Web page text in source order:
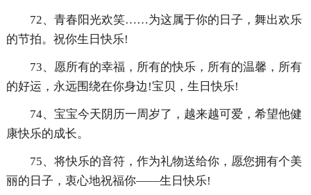
72、青春阳光欢笑……为这属于你的日子，舞出欢乐
的节拍。祝你生日快乐!
73、愿所有的幸福，所有的快乐，所有的温馨，所有
的好运，永远围绕在你身边!宝贝，生日快乐!
74、宝宝今天阴历一周岁了，越来越可爱，希望他健
康快乐的成长。
75、将快乐的音符，作为礼物送给你，愿您拥有个美
丽的日子，衷心地祝福你——生日快乐!